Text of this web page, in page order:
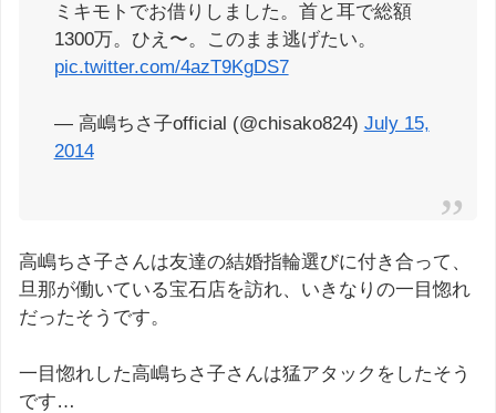
ミキモトでお借りしました。首と耳で総額
1300万。ひえ〜。このまま逃げたい。
pic.twitter.com/4azT9KgDS7
— 高嶋ちさ子official (@chisako824) July 15,
2014
高嶋ちさ子さんは友達の結婚指輪選びに付き合って、
旦那が働いている宝石店を訪れ、いきなりの一目惚れ
だったそうです。
一目惚れした高嶋ちさ子さんは猛アタックをしたそう
です…